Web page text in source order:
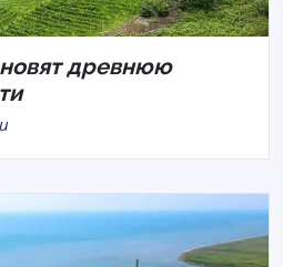
древнюю